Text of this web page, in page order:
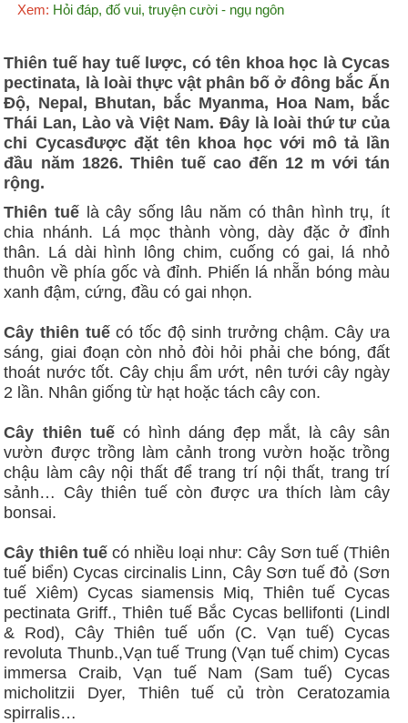
Xem: Hỏi đáp, đố vui, truyện cười - ngụ ngôn
Thiên tuế hay tuế lược, có tên khoa học là Cycas
pectinata, là loài thực vật phân bố ở đông bắc Ấn
Độ, Nepal, Bhutan, bắc Myanma, Hoa Nam, bắc
Thái Lan, Lào và Việt Nam. Đây là loài thứ tư của
chi Cycasđược đặt tên khoa học với mô tả lần
đầu năm 1826. Thiên tuế cao đến 12 m với tán
rộng.
Thiên tuế là cây sống lâu năm có thân hình trụ, ít
chia nhánh. Lá mọc thành vòng, dày đặc ở đỉnh
thân. Lá dài hình lông chim, cuống có gai, lá nhỏ
thuôn về phía gốc và đỉnh. Phiến lá nhẵn bóng màu
xanh đậm, cứng, đầu có gai nhọn.
Cây thiên tuếcó tốc độ sinh trưởng chậm. Cây ưa
sáng, giai đoạn còn nhỏ đòi hỏi phải che bóng, đất
thoát nước tốt. Cây chịu ẩm ướt, nên tưới cây ngày
2 lần. Nhân giống từ hạt hoặc tách cây con.
Cây thiên tuếcó hình dáng đẹp mắt, là cây sân
vườn được trồng làm cảnh trong vườn hoặc trồng
chậu làm cây nội thất để trang trí nội thất, trang trí
sảnh… Cây thiên tuế còn được ưa thích làm cây
bonsai.
Cây thiên tuếcó nhiều loại như: Cây Sơn tuế (Thiên
tuế biển) Cycas circinalis Linn, Cây Sơn tuế đỏ (Sơn
tuế Xiêm) Cycas siamensis Miq, Thiên tuế Cycas
pectinata Griff., Thiên tuế Bắc Cycas bellifonti (Lindl
& Rod), Cây Thiên tuế uốn (C. Vạn tuế) Cycas
revoluta Thunb.,Vạn tuế Trung (Vạn tuế chim) Cycas
immersa Craib, Vạn tuế Nam (Sam tuế) Cycas
micholitzii Dyer, Thiên tuế củ tròn Ceratozamia
spirralis…